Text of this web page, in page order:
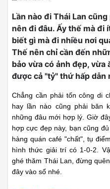
Lần nào đi Thái Lan
nên đi đâu. Ấy thế mà đi
biết gì mà đi nhiều nơi
Thế nên chỉ cần đến
bảo vừa có ảnh đẹp, vừa
được cả "tỷ" thứ hấp dẫn
Chẳng cần phải tốn công di
hay lần nào cũng phải băn
những đâu mới hợp lý. Giờ
hợp cực đẹp này, bạn cũng
hàng quán café "chất", tụ
hình thức giải trí có 1-0-2.
ghé thăm Thái Lan, đừng
đây vào sổ nhé.